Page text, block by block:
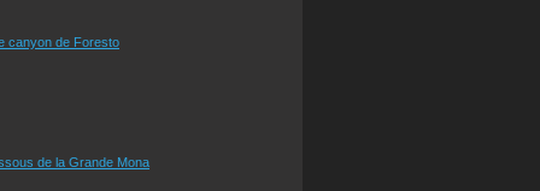
canyon de Foresto
de la Grande Mona